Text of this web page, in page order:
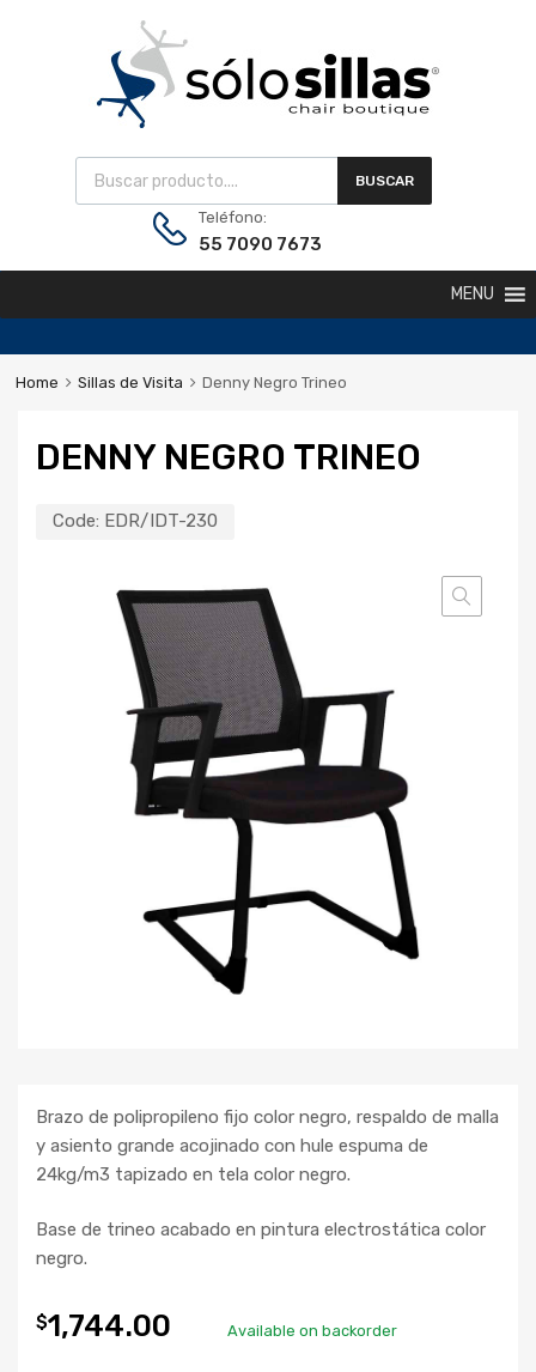
BUSCAR
Teléfono:
55 7090 7673
MENU
Home Sillas de Visita Denny Negro Trineo
DENNY NEGRO TRINEO
Code: EDR/IDT-230
Brazo de polipropileno fijo color negro, respaldo de malla
y asiento grande acojinado con hule espuma de
24kg/m3 tapizado en tela color negro.
Base de trineo acabado en pintura electrostática color
negro.
$1,744.00 Available on backorder